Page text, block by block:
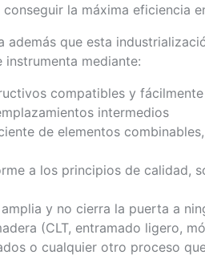
la máxima eficiencia
además que esta
instrumenta mediante:
compatibles y
intermedios
de elementos
a los principios de calidad,
y no cierra la puerta a
(CLT, entramado ligero,
o cualquier otro proceso